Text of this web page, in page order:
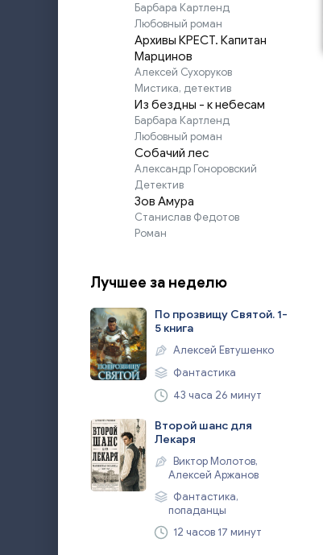
Барбара Картленд
Любовный роман
Архивы КРЕСТ. Капитан
Марцинов
Алексей Сухоруков
Мистика, детектив
Из бездны - к небесам
Барбара Картленд
Любовный роман
Собачий лес
Александр Гоноровский
Детектив
Зов Амура
Станислав Федотов
Роман
Лучшее за неделю
По прозвищу Святой. 1-
5 книга
Алексей Евтушенко
Фантастика
43 часа 26 минут
Второй шанс для
Лекаря
Виктор Молотов,
Алексей Аржанов
Фантастика,
попаданцы
12 часов 17 минут